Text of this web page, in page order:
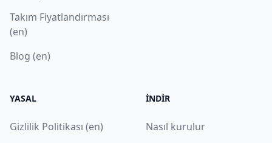
Takım Fiyatlandırması
(en)
Blog (en)
YASAL
Gizlilik Politikası (en)
İNDIR
Nasıl kurulur